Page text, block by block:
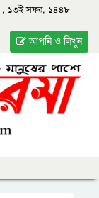
, ১৩ই সফর, ১৪৪৮
আপনি ও লিখুন